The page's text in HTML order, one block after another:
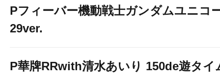
Pフィーバー機動戦士ガンダムユニコ
29ver.
P華牌RRwith清水あいり 150de遊タイ